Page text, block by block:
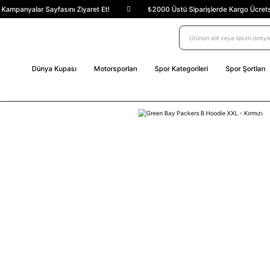
Sayfasını Ziyaret Et! ₺2000 Üstü Siparişlerde Kargo Ücretsiz!
Dünya Kupası Motorsporları Spor Kategorileri Spor Şortları